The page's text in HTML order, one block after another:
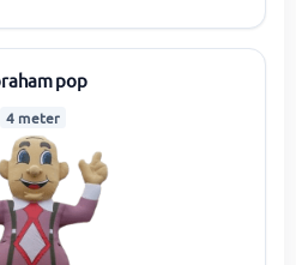
pop
4 meter